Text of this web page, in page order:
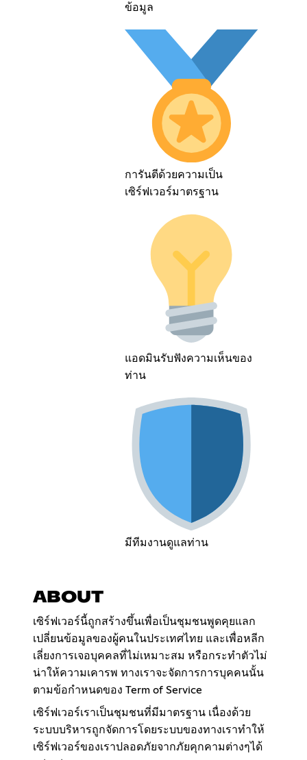
ข้อมูล
การันตีด้วยความเป็น
เซิร์ฟเวอร์มาตรฐาน
แอดมินรับฟังความเห็นของ
ท่าน
มีทีมงานดูแลท่าน
ABOUT
เซิร์ฟเวอร์นี้ถูกสร้างขึ้นเพื่อเป็นชุมชนพูดคุยแลก
เปลี่ยนข้อมูลของผู้คนในประเทศไทย และเพื่อหลีก
เลี่ยงการเจอบุคคลที่ไม่เหมาะสม หรือกระทำตัวไม่
น่าให้ความเคารพ ทางเราจะจัดการการบุคคนนั้น
ตามข้อกำหนดของ Term of Service
เซิร์ฟเวอร์เราเป็นชุมชนที่มีมาตรฐาน เนื่องด้วย
ระบบบริหารถูกจัดการโดยระบบของทางเราทำให้
เซิร์ฟเวอร์ของเราปลอดภัยจากภัยคุกคามต่างๆได้